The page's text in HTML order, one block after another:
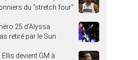
du “stretch four”
25 d’Alyssa
retiré par le Sun
devient GM à